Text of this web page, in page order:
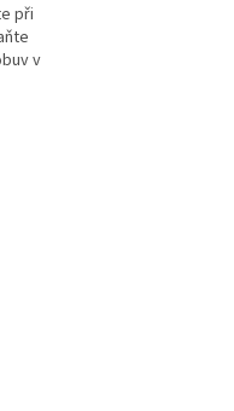
při
v